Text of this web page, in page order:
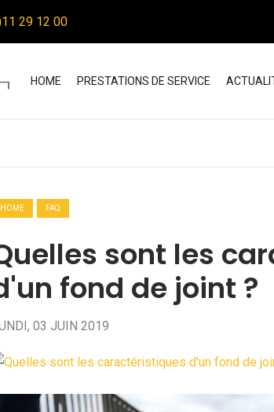
29 12 00
HOME (CURRENT)
PRESTATIONS DE SERVICE
HOME FAQ
sont les
fond de joint ?
03 JUIN 2019